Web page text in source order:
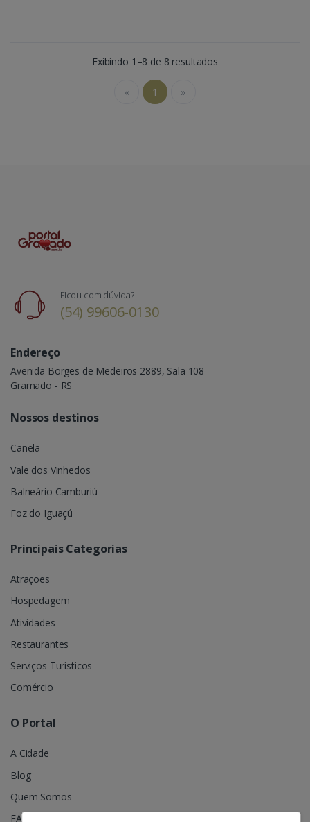
Exibindo 1–8 de 8 resultados
« 1 »
Ficou com dúvida?
(54) 99606-0130
Endereço
Avenida Borges de Medeiros 2889, Sala 108
Gramado - RS
Nossos destinos
Canela
Vale dos Vinhedos
Balneário Camburiú
Foz do Iguaçú
Principais Categorias
Atrações
Hospedagem
Atividades
Restaurantes
Serviços Turísticos
Comércio
O Portal
A Cidade
Blog
Quem Somos
FAQ